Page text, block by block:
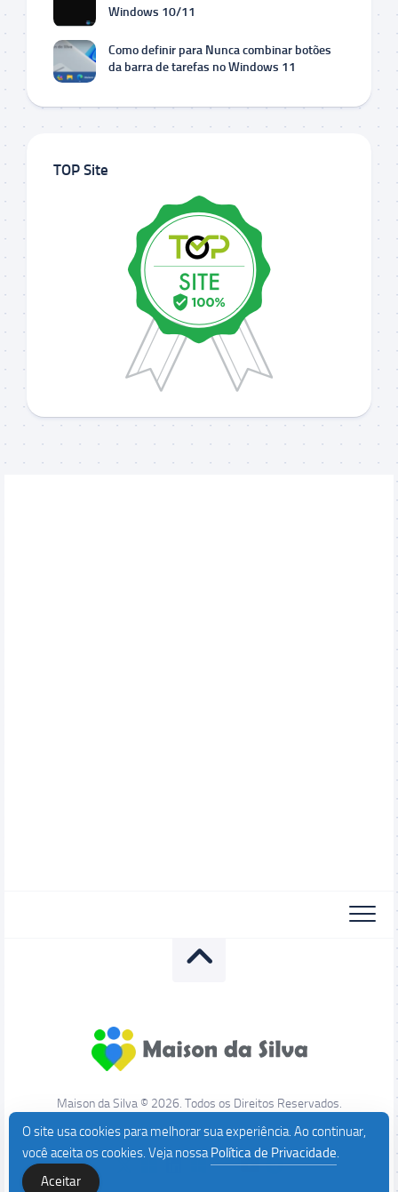
Windows 10/11
Como definir para Nunca combinar botões
da barra de tarefas no Windows 11
TOP Site
Maison da Silva © 2026. Todos os Direitos Reservados.
O site usa cookies para melhorar sua experiência. Ao continuar,
você aceita os cookies. Veja nossaPolítica de Privacidade.
Aceitar